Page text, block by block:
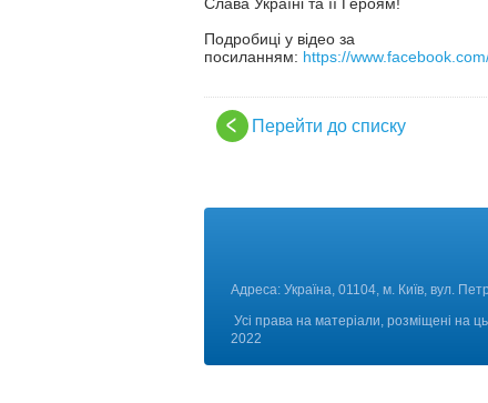
Подробиці у відео за
посиланням: https://
Перейти до списку
Адреса: Україна, 01104, м.
Усі права на матеріали, розміщені на
2022